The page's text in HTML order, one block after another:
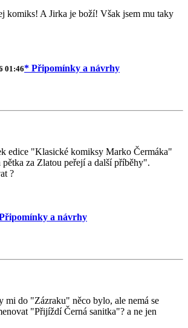
komiks! A Jirka je boží! Však jsem mu taky
01:46* Připomínky a návrhy
edice "Klasické komiksy Marko Čermáka"
za Zlatou peřejí a další příběhy".
?
a návrhy
mi do "Zázraku" něco bylo, ale nemá se
"Přijíždí Černá sanitka"? a ne jen